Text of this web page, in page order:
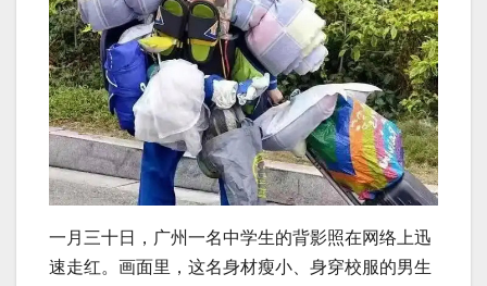
一月三十日，广州一名中学生的背影照在网络上迅
速走红。画面里，这名身材瘦小、身穿校服的男生